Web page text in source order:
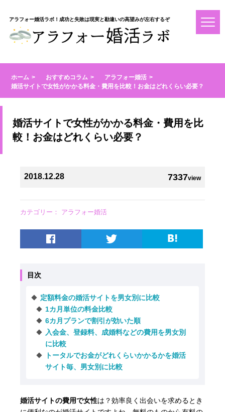
アラフォー婚活ラボ！成功と失敗は現実と勘違いの高望みが左右するぞ
ホーム おすすめコラム
アラフォー婚活
婚活サイトで女性がかかる料金・費用を比較！お金はどれくらい必要？
婚活サイトで女性がかかる料金・費用を比
較！お金はどれくらい必要？
7337view
2018.12.28
カテゴリー： アラフォー婚活
目次
定額料金の婚活サイトを男女別に比較
1カ月単位の料金比較
6カ月プランで割引が効いた順
入会金、登録料、成婚料などの費用を男女別
に比較
トータルでお金がどれくらいかかるかを婚活
サイト毎、男女別に比較
婚活サイトの費用で女性は？効率良く出会いを求めるとき